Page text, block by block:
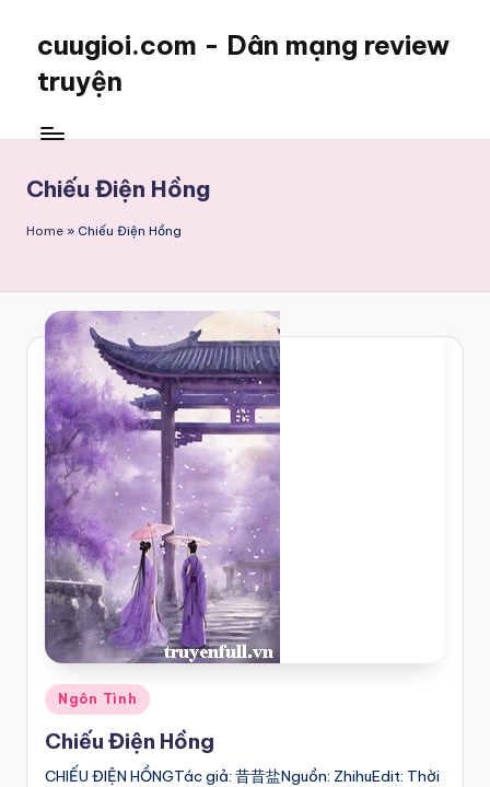
cuugioi.com - Dân mạng review
truyện
Chiếu Điện Hồng
Home » Chiếu Điện Hồng
Posted
in
Ngôn Tình
Chiếu Điện Hồng
CHIẾU ĐIỆN HỒNGTác giả: 昔昔盐Nguồn: ZhihuEdit: Thời